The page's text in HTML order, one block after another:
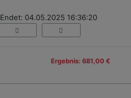
Endet: 04.05.2025 16:36:20
Ergebnis: 681,00 €